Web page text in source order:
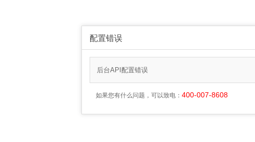
配置错误
后台API配置错误
如果您有什么问题，可以致电： 400-007-8608